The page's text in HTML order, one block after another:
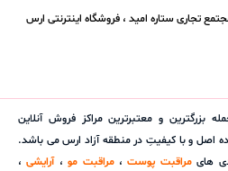
تجاری ستاره امید ، فروشگاه اینترنتی ارس
بزرگترین و معتبرترین مراکز فروش آنلاین
اصل و با کیفیتِ در منطقه آزاد ارس می باشد.
هایمراقبت پوست،مراقبت مو،آرایشی،